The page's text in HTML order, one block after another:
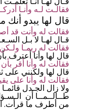
فقالـت لـه وأنـا
قال لها يبدو أنك
فقالت له وأنت قد
قـال لهـا لا بـل
فقالت له ربمـا
قال لها وأنا أعترف
فقالت له وأنا أقر
قال لها ولكنني على
فقالت له وأنا على
ولا زال الجـدل
طــالــمــا أن
من أطرف ما قرأت.